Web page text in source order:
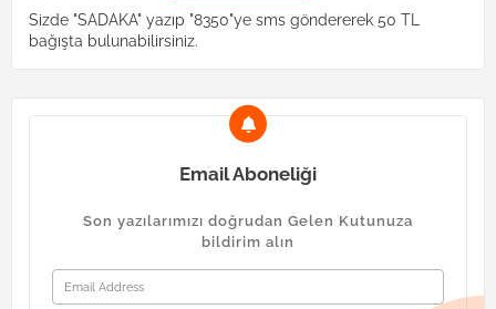
Sizde "SADAKA" yazıp "8350"ye sms göndererek 50 TL
bağışta bulunabilirsiniz.
Email Aboneliği
Son yazılarımızı doğrudan Gelen Kutunuza
bildirim alın